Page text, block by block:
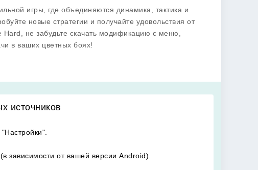
игры, где объединяются динамика, тактика и
новые стратегии и получайте удовольствия от
не забудьте скачать модификацию с меню,
в ваших цветных боях!
источников
зависимости от вашей версии Android).